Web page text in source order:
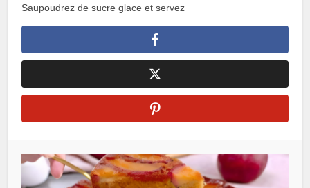
Saupoudrez de sucre glace et servez